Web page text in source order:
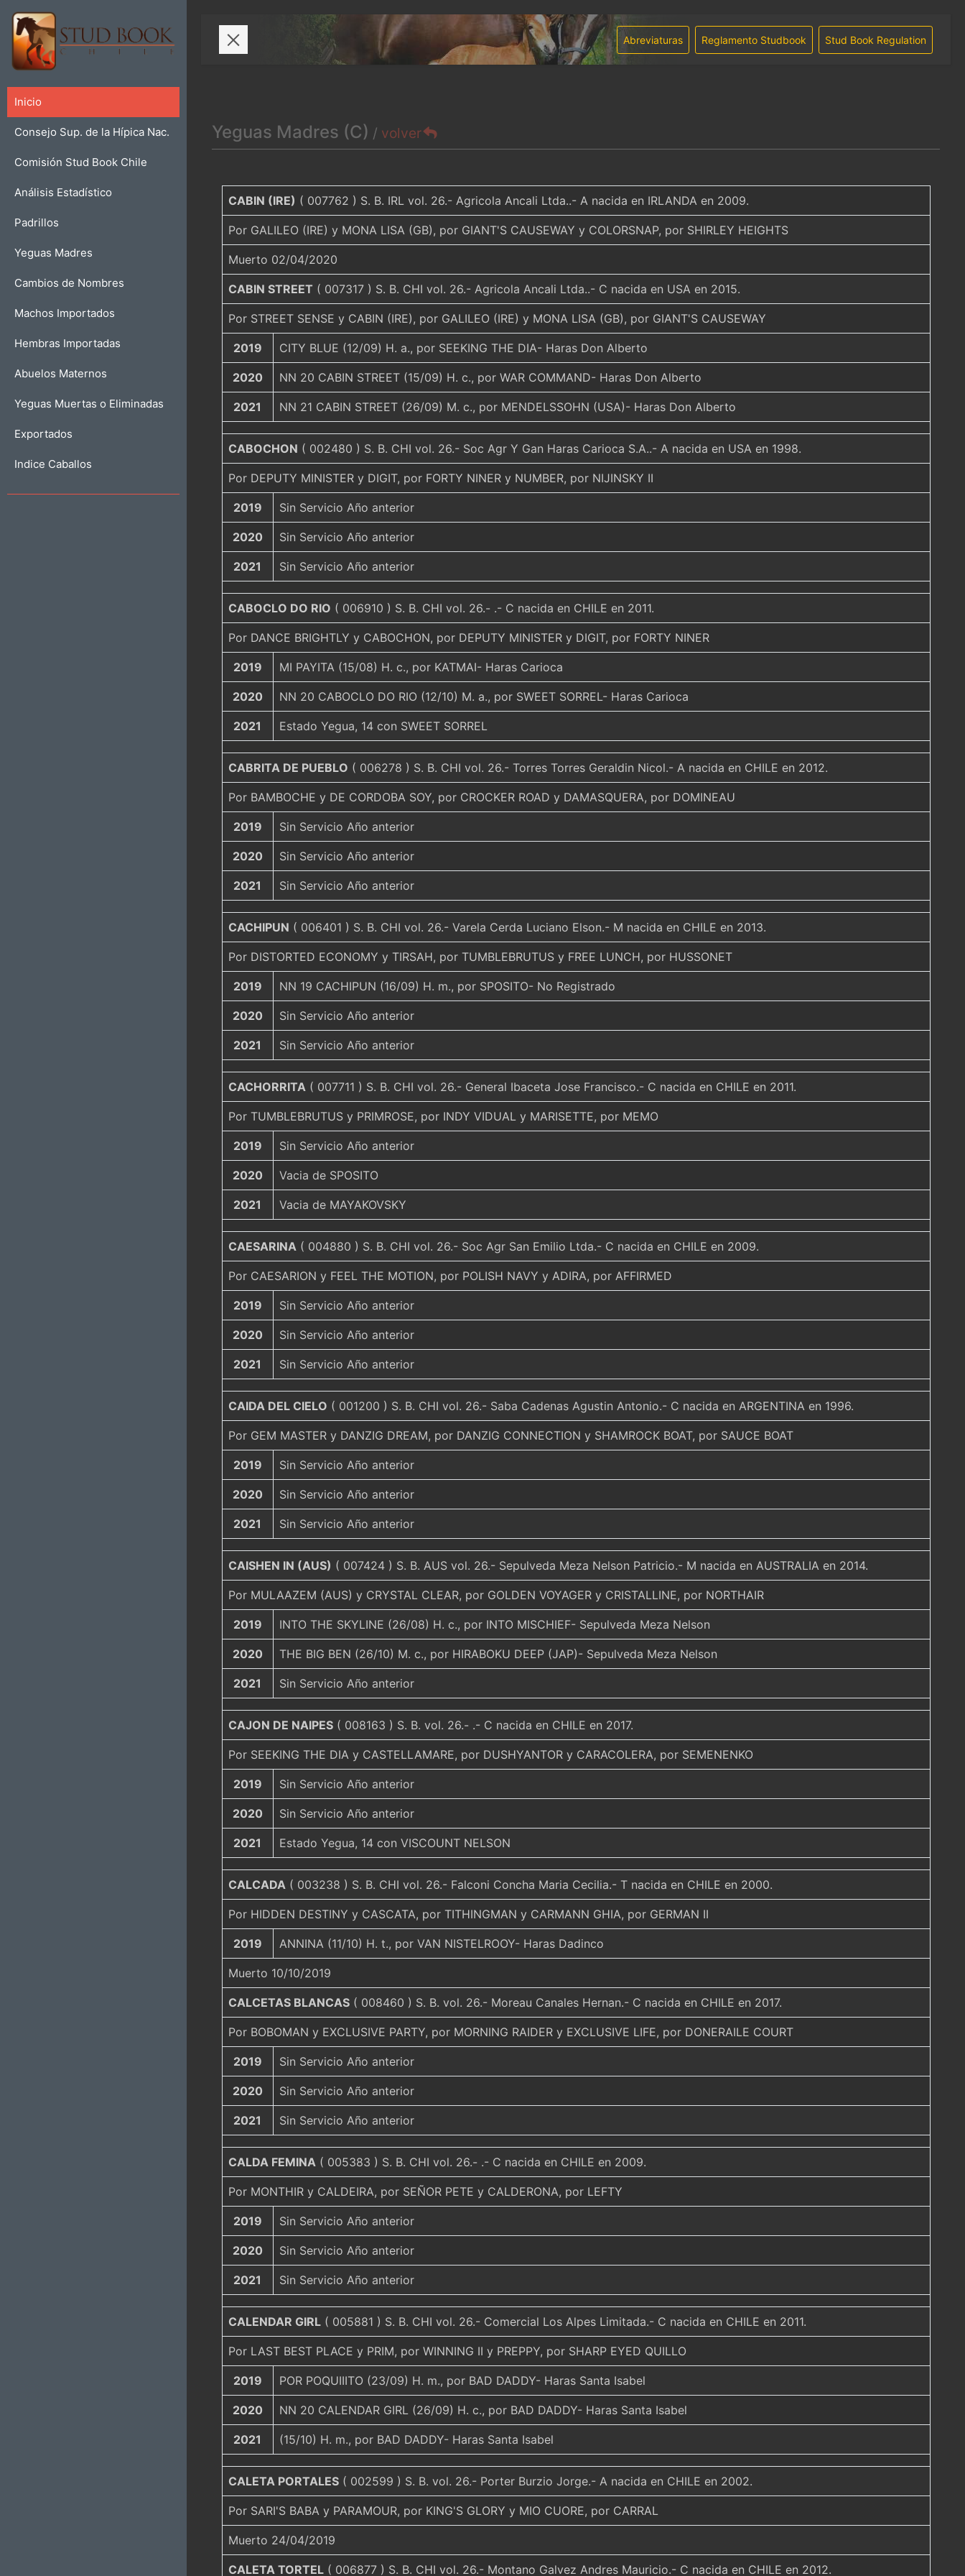
Inicio
Consejo Sup. de la Hípica Nac.
Comisión Stud Book Chile
Análisis Estadístico
Padrillos
Yeguas Madres
Cambios de Nombres
Machos Importados
Hembras Importadas
Abuelos Maternos
Yeguas Muertas o Eliminadas
Exportados
Indice Caballos
Abreviaturas Reglamento Studbook Stud Book Regulation
Yeguas Madres (C) / volver
CABIN (IRE) ( 007762 ) S. B. IRL vol. 26.- Agricola Ancali Ltda..- A nacida en IRLANDA en 2009.
Por GALILEO (IRE) y MONA LISA (GB), por GIANT'S CAUSEWAY y COLORSNAP, por SHIRLEY HEIGHTS
Muerto 02/04/2020
CABIN STREET ( 007317 ) S. B. CHI vol. 26.- Agricola Ancali Ltda..- C nacida en USA en 2015.
Por STREET SENSE y CABIN (IRE), por GALILEO (IRE) y MONA LISA (GB), por GIANT'S CAUSEWAY
2019 CITY BLUE (12/09) H. a., por SEEKING THE DIA- Haras Don Alberto
2020 NN 20 CABIN STREET (15/09) H. c., por WAR COMMAND- Haras Don Alberto
2021 NN 21 CABIN STREET (26/09) M. c., por MENDELSSOHN (USA)- Haras Don Alberto
CABOCHON ( 002480 ) S. B. CHI vol. 26.- Soc Agr Y Gan Haras Carioca S.A..- A nacida en USA en 1998.
Por DEPUTY MINISTER y DIGIT, por FORTY NINER y NUMBER, por NIJINSKY II
2019 Sin Servicio Año anterior
2020 Sin Servicio Año anterior
2021 Sin Servicio Año anterior
CABOCLO DO RIO ( 006910 ) S. B. CHI vol. 26.- .- C nacida en CHILE en 2011.
Por DANCE BRIGHTLY y CABOCHON, por DEPUTY MINISTER y DIGIT, por FORTY NINER
2019 MI PAYITA (15/08) H. c., por KATMAI- Haras Carioca
2020 NN 20 CABOCLO DO RIO (12/10) M. a., por SWEET SORREL- Haras Carioca
2021 Estado Yegua, 14 con SWEET SORREL
CABRITA DE PUEBLO ( 006278 ) S. B. CHI vol. 26.- Torres Torres Geraldin Nicol.- A nacida en CHILE en 2012.
Por BAMBOCHE y DE CORDOBA SOY, por CROCKER ROAD y DAMASQUERA, por DOMINEAU
2019 Sin Servicio Año anterior
2020 Sin Servicio Año anterior
2021 Sin Servicio Año anterior
CACHIPUN ( 006401 ) S. B. CHI vol. 26.- Varela Cerda Luciano Elson.- M nacida en CHILE en 2013.
Por DISTORTED ECONOMY y TIRSAH, por TUMBLEBRUTUS y FREE LUNCH, por HUSSONET
2019 NN 19 CACHIPUN (16/09) H. m., por SPOSITO- No Registrado
2020 Sin Servicio Año anterior
2021 Sin Servicio Año anterior
CACHORRITA( 007711 ) S. B. CHI vol. 26.- General Ibaceta Jose Francisco.- C nacida en CHILE en 2011.
Por TUMBLEBRUTUS y PRIMROSE, por INDY VIDUAL y MARISETTE, por MEMO
2019 Sin Servicio Año anterior
2020 Vacia de SPOSITO
2021 Vacia de MAYAKOVSKY
CAESARINA( 004880 ) S. B. CHI vol. 26.- Soc Agr San Emilio Ltda.- C nacida en CHILE en 2009.
Por CAESARION y FEEL THE MOTION, por POLISH NAVY y ADIRA, por AFFIRMED
2019 Sin Servicio Año anterior
2020 Sin Servicio Año anterior
2021 Sin Servicio Año anterior
CAIDA DEL CIELO ( 001200 ) S. B. CHI vol. 26.- Saba Cadenas Agustin Antonio.- C nacida en ARGENTINA en 1996.
Por GEM MASTER y DANZIG DREAM, por DANZIG CONNECTION y SHAMROCK BOAT, por SAUCE BOAT
2019 Sin Servicio Año anterior
2020 Sin Servicio Año anterior
2021 Sin Servicio Año anterior
CAISHEN IN (AUS) ( 007424 ) S. B. AUS vol. 26.- Sepulveda Meza Nelson Patricio.- M nacida en AUSTRALIA en 2014.
Por MULAAZEM (AUS) y CRYSTAL CLEAR, por GOLDEN VOYAGER y CRISTALLINE, por NORTHAIR
2019 INTO THE SKYLINE (26/08) H. c., por INTO MISCHIEF- Sepulveda Meza Nelson
2020 THE BIG BEN (26/10) M. c., por HIRABOKU DEEP (JAP)- Sepulveda Meza Nelson
2021 Sin Servicio Año anterior
CAJON DE NAIPES( 008163 ) S. B. vol. 26.- .- C nacida en CHILE en 2017.
Por SEEKING THE DIA y CASTELLAMARE, por DUSHYANTOR y CARACOLERA, por SEMENENKO
2019 Sin Servicio Año anterior
2020 Sin Servicio Año anterior
2021 Estado Yegua, 14 con VISCOUNT NELSON
CALCADA( 003238 ) S. B. CHI vol. 26.- Falconi Concha Maria Cecilia.- T nacida en CHILE en 2000.
Por HIDDEN DESTINY y CASCATA, por TITHINGMAN y CARMANN GHIA, por GERMAN II
2019 ANNINA (11/10) H. t., por VAN NISTELROOY- Haras Dadinco
Muerto 10/10/2019
CALCETAS BLANCAS( 008460 ) S. B. vol. 26.- Moreau Canales Hernan.- C nacida en CHILE en 2017.
Por BOBOMAN y EXCLUSIVE PARTY, por MORNING RAIDER y EXCLUSIVE LIFE, por DONERAILE COURT
2019 Sin Servicio Año anterior
2020 Sin Servicio Año anterior
2021 Sin Servicio Año anterior
CALDA FEMINA( 005383 ) S. B. CHI vol. 26.- .- C nacida en CHILE en 2009.
Por MONTHIR y CALDEIRA, por SEÑOR PETE y CALDERONA, por LEFTY
2019 Sin Servicio Año anterior
2020 Sin Servicio Año anterior
2021 Sin Servicio Año anterior
CALENDAR GIRL( 005881 ) S. B. CHI vol. 26.- Comercial Los Alpes Limitada.- C nacida en CHILE en 2011.
Por LAST BEST PLACE y PRIM, por WINNING II y PREPPY, por SHARP EYED QUILLO
2019 POR POQUIIITO (23/09) H. m., por BAD DADDY- Haras Santa Isabel
2020 NN 20 CALENDAR GIRL (26/09) H. c., por BAD DADDY- Haras Santa Isabel
2021 (15/10) H. m., por BAD DADDY- Haras Santa Isabel
CALETA PORTALES( 002599 ) S. B. vol. 26.- Porter Burzio Jorge.- A nacida en CHILE en 2002.
Por SARI'S BABA y PARAMOUR, por KING'S GLORY y MIO CUORE, por CARRAL
Muerto 24/04/2019
CALETA TORTEL( 006877 ) S. B. CHI vol. 26.- Montano Galvez Andres Mauricio.- C nacida en CHILE en 2012.